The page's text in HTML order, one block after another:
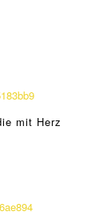
mit Herz